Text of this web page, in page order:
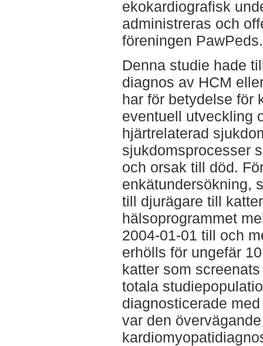
ekokardiografisk
administreras och
föreningen PawPeds.
Denna studie hade
diagnos av HCM
har för betydelse för
eventuell utveckling
hjärtrelaterad
sjukdomsprocesser
och orsak till död.
enkätundersökning,
till djurägare till
hälsoprogrammet
2004-01-01 till och
erhölls för ungefär
katter som
totala
diagnosticerade
var den